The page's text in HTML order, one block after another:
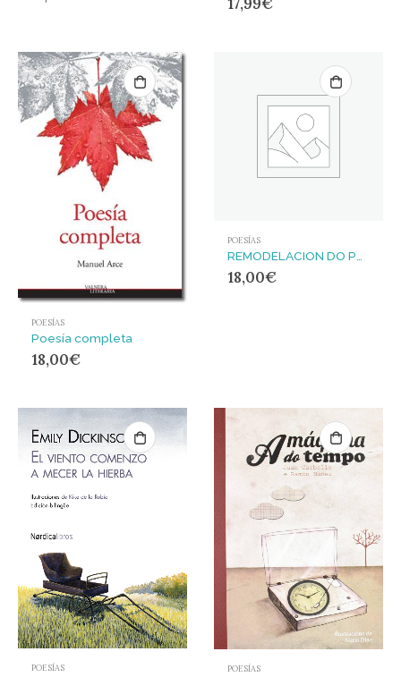
POESÍAS
Poesía completa
18,00€
POESÍAS
18,00€
POESÍAS POESÍAS